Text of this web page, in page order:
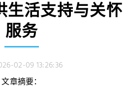
生活支持与关怀
服务
02-09 13:26:36
文章摘要：